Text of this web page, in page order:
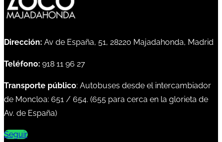
Dirección: Av de España, 51, 28220 Majadahonda, Madrid
Teléfono: 918 11 96 27
Transporte público: Autobuses desde el intercambiador
de Moncloa: 651 / 654. (655 para cerca en la glorieta de
Av. de España)
Seguir